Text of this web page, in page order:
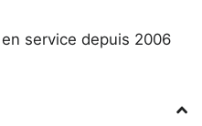
service depuis 2006